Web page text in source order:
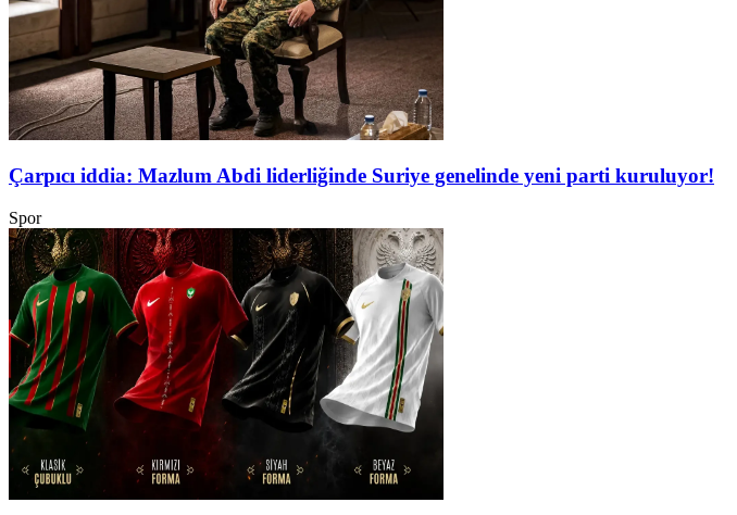
Çarpıcı iddia: Mazlum Abdi liderliğinde Suriye genelinde yeni parti kuruluyor!
Spor